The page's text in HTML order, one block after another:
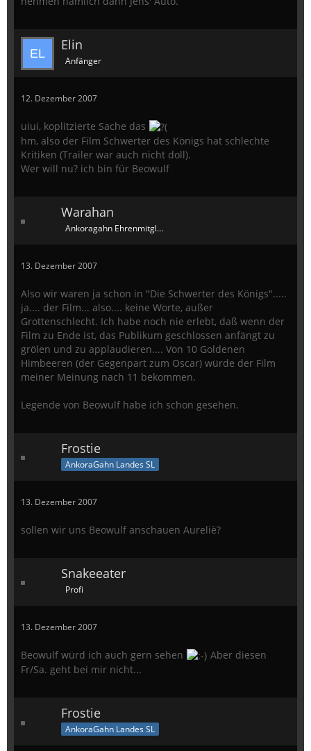
Elin
Anfänger
12. Dezember 2007
uiui, koplitzierte Sache das
hm, also der Film Schwerter des Königs hat schlechte
Kritiken (Trailer war auch nicht doll).
Wer will nu? ich bin für Beowulf
Warahan
Ankoragahn Ehrenmitglied
13. Dezember 2007
Also wir waren ja schon in "Die Schwerter des Königs".....
ja.... der Film... also.... keine Worte, außer
Grottenschlecht. Ich habe noch nie erlebt, daß wenn der
Film zu Ende ist, das Publikum geschlossen anfängt zu
grölen und zu applaudieren.... Von 10 Goldenen
Himbeeren (der Gegenpart zum Oscar) würde der Film
meiner Meinung nach 11 bekommen.
Legende von Beowulf habe ich schon gesehen.
Frostie
AnkoraGahn Landes SL
13. Dezember 2007
sollen wir uns Beowulf anschauen Aureliè?
Snakeeater
Profi
13. Dezember 2007
Beowulf würd ich auch gern sehen
Aber diesen
Fr/Sa. geht bei mir nicht...
Frostie
AnkoraGahn Landes SL